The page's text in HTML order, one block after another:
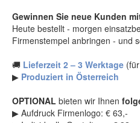
druckboutique®(35)
BRIEFUMSCHLÄGE im
Produkte für den Valentinstag
Produkte für OSTERN(43)
Produkte für den
Produkte für VATERTAG(10)
Wertgutscheine / Euro-Box-
EURO-Gutscheine /
Kuverts DIN-lang bedruckt
Kuverts DIN-lang
Trauerkarten 4-seitig(25)
Surprise-Box(12)
Gewinnen Sie neue Kunden
Heute bestellt - morgen
Firmenstempel anbringen - und
🚚 Lieferzeit 2 – 3 Werktage
▶ Produziert in Österreich
OPTIONAL bieten wir Ihnen
▶ Aufdruck Firmenlogo: € 63,-